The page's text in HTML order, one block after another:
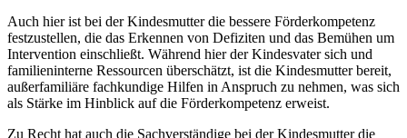
Auch hier ist bei der Kindesmutter die bessere Förderkompetenz
festzustellen, die das Erkennen von Defiziten und das Bemühen um
Intervention einschließt. Während hier der Kindesvater sich und
familieninterne Ressourcen überschätzt, ist die Kindesmutter bereit,
außerfamiliäre fachkundige Hilfen in Anspruch zu nehmen, was sich
als Stärke im Hinblick auf die Förderkompetenz erweist.
Zu Recht hat auch die Sachverständige bei der Kindesmutter die